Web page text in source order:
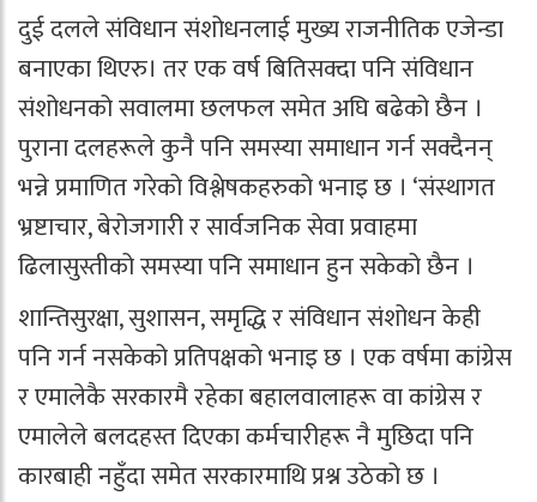
दुई दलले संविधान संशोधनलाई मुख्य राजनीतिक एजेन्डा
बनाएका थिएरु। तर एक वर्ष बितिसक्दा पनि संविधान
संशोधनको सवालमा छलफल समेत अघि बढेको छैन ।
पुराना दलहरूले कुनै पनि समस्या समाधान गर्न सक्दैनन्
भन्ने प्रमाणित गरेको विश्लेषकहरुको भनाइ छ । ‘संस्थागत
भ्रष्टाचार, बेरोजगारी र सार्वजनिक सेवा प्रवाहमा
ढिलासुस्तीको समस्या पनि समाधान हुन सकेको छैन ।
शान्तिसुरक्षा, सुशासन, समृद्धि र संविधान संशोधन केही
पनि गर्न नसकेको प्रतिपक्षको भनाइ छ । एक वर्षमा कांग्रेस
र एमालेकै सरकारमै रहेका बहालवालाहरू वा कांग्रेस र
एमालेले बलदहस्त दिएका कर्मचारीहरू नै मुछिदा पनि
कारबाही नहुँदा समेत सरकारमाथि प्रश्न उठेको छ ।